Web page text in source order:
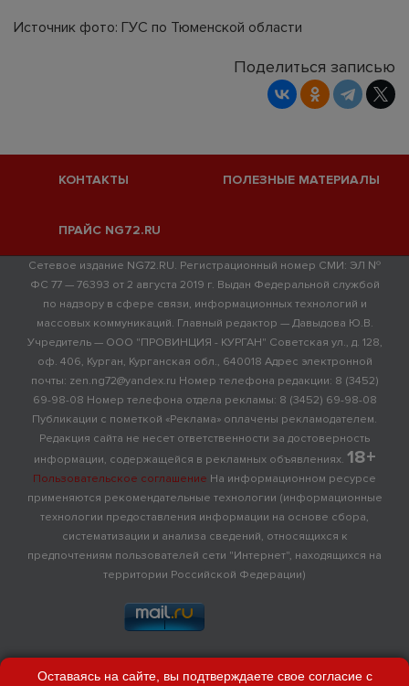
Источник фото: ГУС по Тюменской области
Поделиться записью
КОНТАКТЫ ПОЛЕЗНЫЕ МАТЕРИАЛЫ
ПРАЙС NG72.RU
Сетевое издание NG72.RU. Регистрационный номер СМИ: ЭЛ №
ФС 77 — 76393 от 2 августа 2019 г. Выдан Федеральной службой
по надзору в сфере связи, информационных технологий и
массовых коммуникаций. Главный редактор — Давыдова Ю.В.
Учредитель — ООО "ПРОВИНЦИЯ - КУРГАН" Советская ул., д. 128,
оф. 406, Курган, Курганская обл., 640018 Адрес электронной
почты: zen.ng72@yandex.ru Номер телефона редакции: 8 (3452)
69-98-08 Номер телефона отдела рекламы: 8 (3452) 69-98-08
Публикации с пометкой «Реклама» оплачены рекламодателем.
Редакция сайта не несет ответственности за достоверность
информации, содержащейся в рекламных объявлениях. 18+
Пользовательское соглашение На информационном ресурсе
применяются рекомендательные технологии (информационные
технологии предоставления информации на основе сбора,
систематизации и анализа сведений, относящихся к
предпочтениям пользователей сети "Интернет", находящихся на
территории Российской Федерации)
Оставаясь на сайте, вы подтверждаете свое согласие с